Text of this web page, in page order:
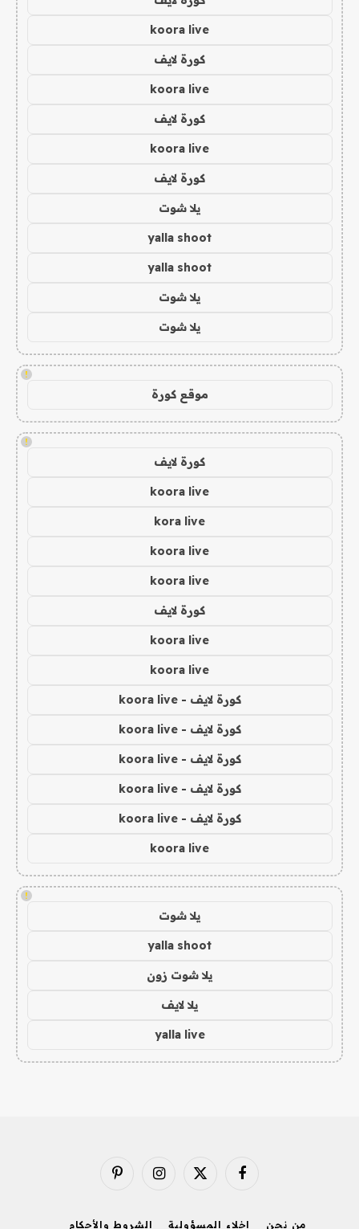
koora live
كورة لايف
koora live
كورة لايف
koora live
كورة لايف
يلا شوت
yalla shoot
yalla shoot
يلا شوت
يلا شوت
!
موقع كورة
!
كورة لايف
koora live
kora live
koora live
koora live
كورة لايف
koora live
koora live
كورة لايف - koora live
كورة لايف - koora live
كورة لايف - koora live
كورة لايف - koora live
كورة لايف - koora live
koora live
!
يلا شوت
yalla shoot
يلا شوت زون
يلا لايف
yalla live
فيسبوك X
الانستغرامبينتيريست
من نحن إخلاء المسؤولية الشروط والأحكام